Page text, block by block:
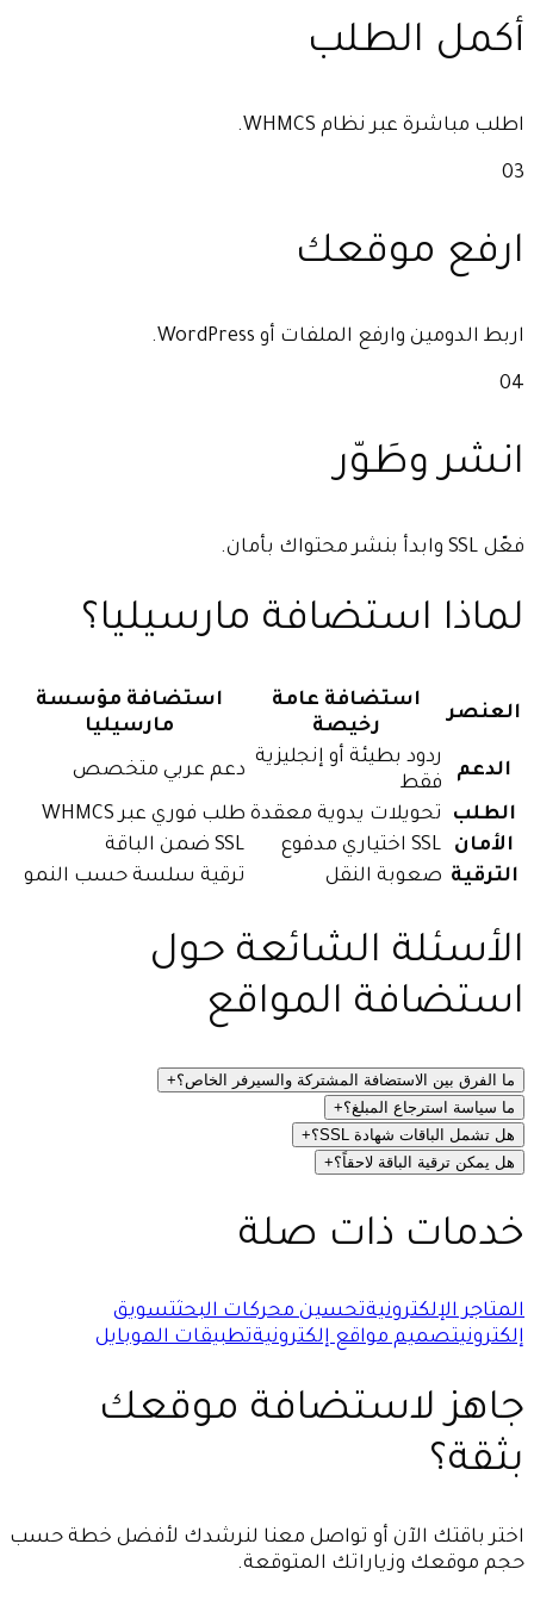
أكمل الطلب
اطلب مباشرة عبر نظام WHMCS.
03
ارفع موقعك
اربط الدومين وارفع الملفات أو WordPress.
04
انشر وطَوّر
فعّل SSL وابدأ بنشر محتواك بأمان.
لماذا استضافة مارسيليا؟
العنصر
استضافة عامة
رخيصة
استضافة مؤسسة
مارسيليا
الدعم
ردود بطيئة أو إنجليزية
فقط
دعم عربي متخصص
الطلب تحويلات يدوية معقدة طلب فوري عبر WHMCS
الأمان
SSL اختياري مدفوع
SSL ضمن الباقة
الترقية صعوبة النقل ترقية سلسة حسب النمو
الأسئلة الشائعة حول
استضافة المواقع
ما الفرق بين الاستضافة المشتركة والسيرفر الخاص؟+
ما سياسة استرجاع المبلغ؟+
هل تشمل الباقات شهادة SSL؟
+
هل يمكن ترقية الباقة لاحقاً؟+
خدمات ذات صلة
المتاجر الإلكترونيةتحسين محركات البحثتسويق
إلكترونيتصميم مواقع إلكترونيةتطبيقات الموبايل
جاهز لاستضافة موقعك
بثقة؟
اختر باقتك الآن أو تواصل معنا لنرشدك لأفضل خطة حسب
حجم موقعك وزياراتك المتوقعة.